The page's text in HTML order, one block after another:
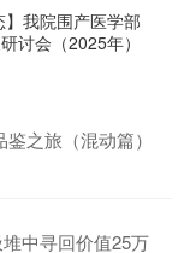
我院围产医学部
讨会（2025年）
之旅（混动篇）
中寻回价值25万